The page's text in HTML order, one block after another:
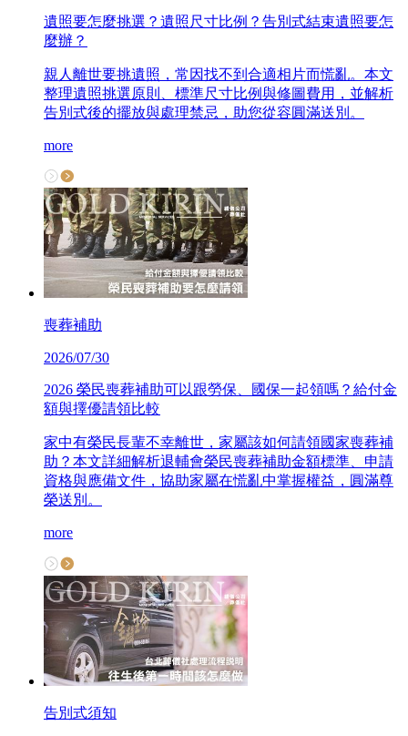
遺照要怎麼挑選？遺照尺寸比例？告別式結束遺照要怎
麼辦？
親人離世要挑遺照，常因找不到合適相片而慌亂。本文
整理遺照挑選原則、標準尺寸比例與修圖費用，並解析
告別式後的擺放與處理禁忌，助您從容圓滿送別。
more
喪葬補助
2026/07/30
2026 榮民喪葬補助可以跟勞保、國保一起領嗎？給付金
額與擇優請領比較
家中有榮民長輩不幸離世，家屬該如何請領國家喪葬補
助？本文詳細解析退輔會榮民喪葬補助金額標準、申請
資格與應備文件，協助家屬在慌亂中掌握權益，圓滿尊
榮送別。
more
告別式須知